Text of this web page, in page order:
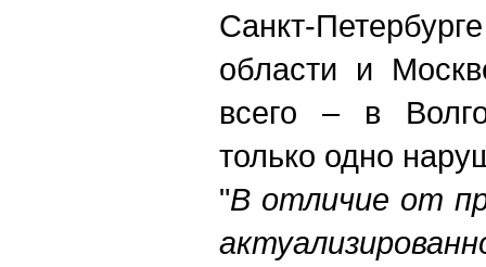
Санкт-
области и
всего – в
только одно
"В отличие от